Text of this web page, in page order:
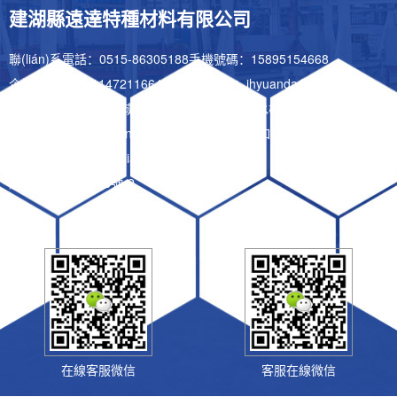
建湖縣遠達特種材料有限公司
聯(lián)系電話：0515-86305188手機號碼：15895154668
企業(yè)Q Q：1147211664企業(yè)郵箱：jhyuanda@163.com
公司地址：江蘇省鹽城市建湖縣慶豐鎮(zhèn)水柳路北
聲明：本文中所有內(nèi)容均只適用于參考，如需要了解相關(guān)
產(chǎn)品信息請聯(lián)系我們。
蘇ICP備09043138號-2
在線客服微信 客服在線微信